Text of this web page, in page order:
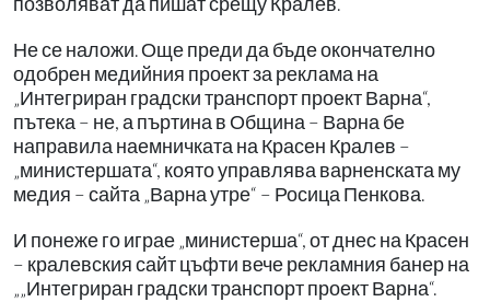
Не се наложи. Още преди да бъде окончателно
одобрен медийния проект за реклама на
„Интегриран градски транспорт проект Варна“,
пътека – не, а пъртина в Община – Варна бе
направила наемничката на Красен Кралев –
„министершата“, която управлява варненската му
медия – сайта „Варна утре“ – Росица Пенкова.
И понеже го играе „министерша“, от днес на Красен
– кралевския сайт цъфти вече рекламния банер на
„„Интегриран градски транспорт проект Варна“.